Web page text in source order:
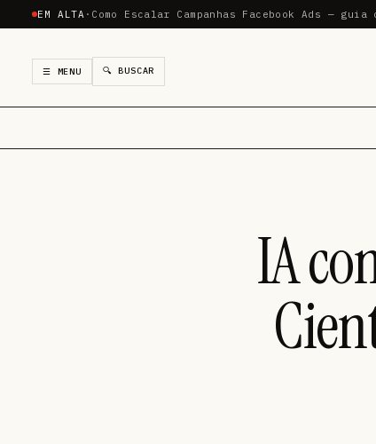
EM ALTA · Como Escalar Campanhas Facebook Ads — guia
☰ MENU 🔍 BUSCAR
IA